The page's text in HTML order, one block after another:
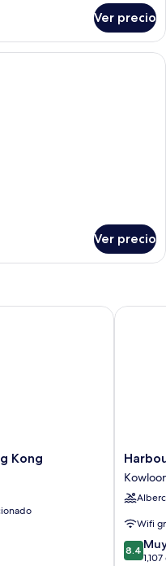
Ver precio
de hotel con dos camas,
Ver precio
Kong
Harbour
Plaza
8
Degrees
CityWifi
8.4
de
8.4
Harbour